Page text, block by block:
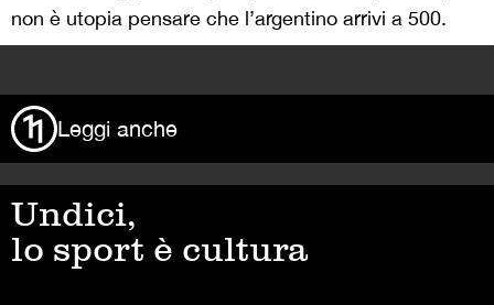
non è utopia pensare che l’argentino arrivi a 500.
Leggi anche
Undici,
lo sport è cultura